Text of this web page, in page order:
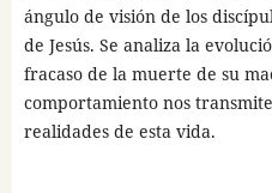
ángulo de visión de los
de Jesús. Se analiza la
fracaso de la muerte de su
comportamiento nos
realidades de esta vida.